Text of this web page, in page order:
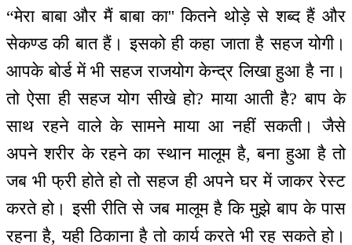
“मेरा बाबा और मैं बाबा का'' कितने थोड़े से शब्द हैं और
सेकण्ड की बात हैं। इसको ही कहा जाता है सहज योगी।
आपके बोर्ड में भी सहज राजयोग केन्द्र लिखा हुआ है ना।
तो ऐसा ही सहज योग सीखे हो? माया आती है? बाप के
साथ रहने वाले के सामने माया आ नहीं सकती। जैसे
अपने शरीर के रहने का स्थान मालूम है, बना हुआ है तो
जब भी फ्री होते हो तो सहज ही अपने घर में जाकर रेस्ट
करते हो। इसी रीति से जब मालूम है कि मुझे बाप के पास
रहना है, यही ठिकाना है तो कार्य करते भी रह सकते हो।